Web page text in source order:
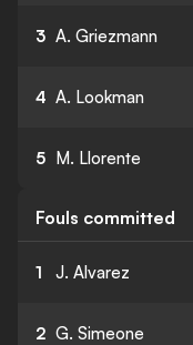
3 A. Griezmann
4 A. Lookman
5 M. Llorente
Fouls committed
1 J. Alvarez
2 G. Simeone